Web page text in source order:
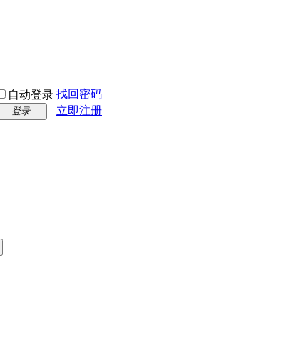
自动登录 找回密码
登录 立即注册